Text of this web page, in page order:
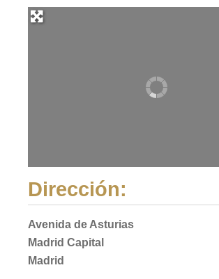
Dirección:
Avenida de Asturias
Madrid Capital
Madrid